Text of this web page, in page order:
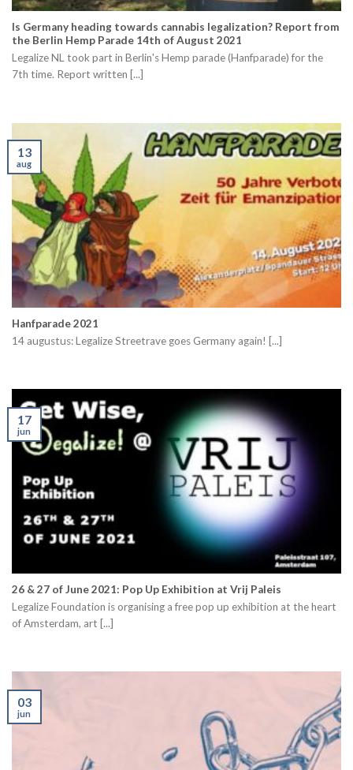
Is Germany heading towards cannabis legalization? Report from
the Berlin Hemp Parade 14th of August 2021
Legalize NL took part in Berlin's Hemp parade (Hanfparade) for the
7th time. Report written [...]
Hanfparade 2021
14 augustus: Legalize Streetrave goes Germany again! [...]
13
aug
26 & 27 of June 2021: Pop Up Exhibition at Vrij Paleis
Legalize Foundation is organising a free pop up exhibition at the heart
of Amsterdam, art [...]
17
jun
03
jun